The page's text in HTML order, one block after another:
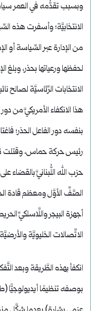
وبسبب تقدُّمه في العمر
الانتخابيَّة؛ وأسفرت هذه
من الإدارة عبر السِّياسة أو
لحفظها ورعياتها بحذر، وبلغ
الانتخابات الرِّئاسيَّة لصالح
هذا الانكفاء الأمريكيَّ من
بنفسه دور الفاعل الحذر؛
رئيس حركة حماس، وقتلت
حزب الله اللُّبنانيَّ بالقضاء
الصَّفِّ الأوَّل ومعظم قادة
أجهزة البيجر واللَّاسلكيِّ
الاتِّصالات الخليويَّة
انكفأ بهذه الطَّريقة وبعد
بوصفه تنظيمًا أيديولوجيًّا